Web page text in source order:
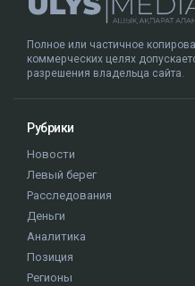
Ulysmedia.kz обратился
Алматы ДТП